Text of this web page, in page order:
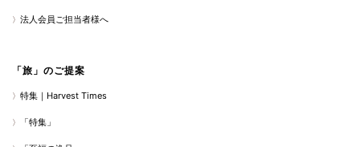
法人会員ご担当者様へ
「旅」のご提案
特集｜Harvest Times
「特集」